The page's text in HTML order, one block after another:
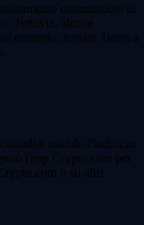
commissioni di
Tuttavia, alcune
esempio, inviare Tezos a
usando l'indirizzo
l'app Crypto.com per
o su altri